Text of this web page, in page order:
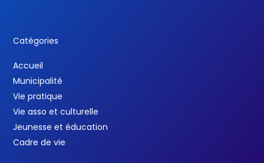
Catégories
Accueil
Municipalité
Vie pratique
Vie asso et culturelle
Jeunesse et éducation
Cadre de vie